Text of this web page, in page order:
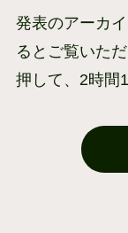
発表のアーカ
るとご覧いた
押して、2時間